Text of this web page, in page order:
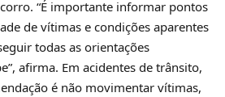
“É importante informar pontos
de vítimas e condições aparentes
todas as orientações
afirma. Em acidentes de trânsito,
é não movimentar vítimas,